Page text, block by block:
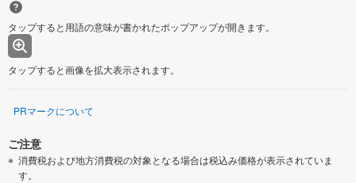
タップすると用語の意味が書かれたポップアップが開きます。
タップすると画像を拡大表示されます。
PRマークについて
ご注意
消費税および地方消費税の対象となる場合は税込み価格が表示されていま
す。